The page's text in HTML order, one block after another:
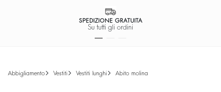
SPEDIZIONE GRATUITA
Su tutti gli ordini
abbigliamento vestiti vestiti lunghi abito molina